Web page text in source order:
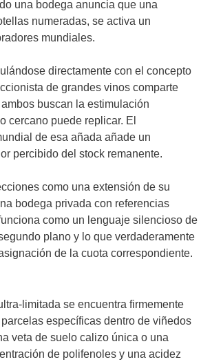
una bodega anuncia que una
numeradas, se activa un
mundiales.
directamente con el concepto
de grandes vinos comparte
buscan la estimulación
cercano puede replicar. El
de esa añada añade un
percibido del stock remanente.
como una extensión de su
bodega privada con referencias
como un lenguaje silencioso de
plano y lo que verdaderamente
de la cuota correspondiente.
limitada se encuentra firmemente
específicas dentro de viñedos
veta de suelo calizo única o una
de polifenoles y una acidez